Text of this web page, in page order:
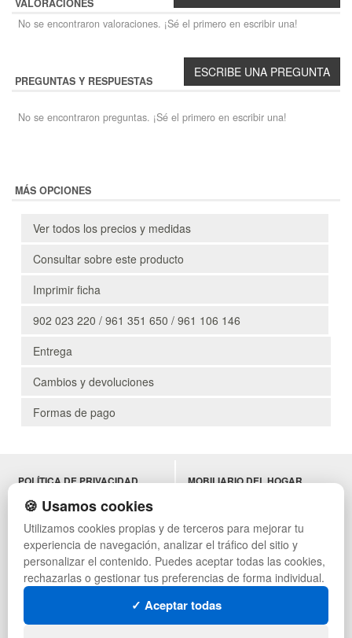
VALORACIONES
No se encontraron valoraciones. ¡Sé el primero en escribir una!
PREGUNTAS Y RESPUESTAS
No se encontraron preguntas. ¡Sé el primero en escribir una!
MÁS OPCIONES
Ver todos los precios y medidas
Consultar sobre este producto
Imprimir ficha
902 023 220 / 961 351 650 / 961 106 146
Entrega
Cambios y devoluciones
Formas de pago
POLÍTICA DE PRIVACIDAD
CONDICIONES DE USO
CAMBIOS Y DEVOLUCIONES
CONTACTO
QUIENES SOMOS
MAPA WEB
PREGUNTAS FRECUENTES
INGRESA A TU CUENTA
SÍGUENOS:
MOBILIARIO DEL HOGAR
MUEBLES VINTAGE
TERRAZAS CON PALETS
NADADORES
EQUIPAMIENTO HOSTELERÍA
ESTANTERÍAS
🍪 Usamos cookies
Utilizamos cookies propias y de terceros para mejorar tu
experiencia de navegación, analizar el tráfico del sitio y
personalizar el contenido. Puedes aceptar todas las cookies,
rechazarlas o gestionar tus preferencias de forma individual.
✓ Aceptar todas